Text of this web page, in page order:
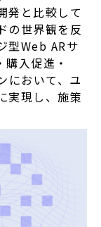
発と比較して
の世界観を反
型Web ARサ
入促進・
において、ユ
実現し、施策